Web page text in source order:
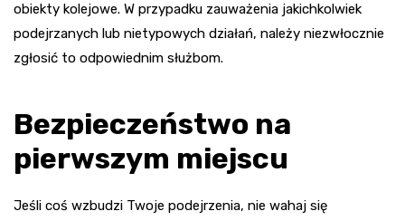
obiekty kolejowe. W przypadku zauważenia jakichkolwiek
podejrzanych lub nietypowych działań, należy niezwłocznie
zgłosić to odpowiednim służbom.
Bezpieczeństwo na
pierwszym miejscu
Jeśli coś wzbudzi Twoje podejrzenia, nie wahaj się